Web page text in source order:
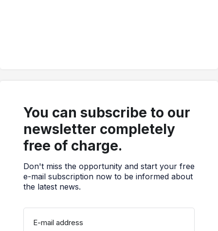
You can subscribe to our
newsletter completely
free of charge.
Don't miss the opportunity and start your free
e-mail subscription now to be informed about
the latest news.
E-mail address